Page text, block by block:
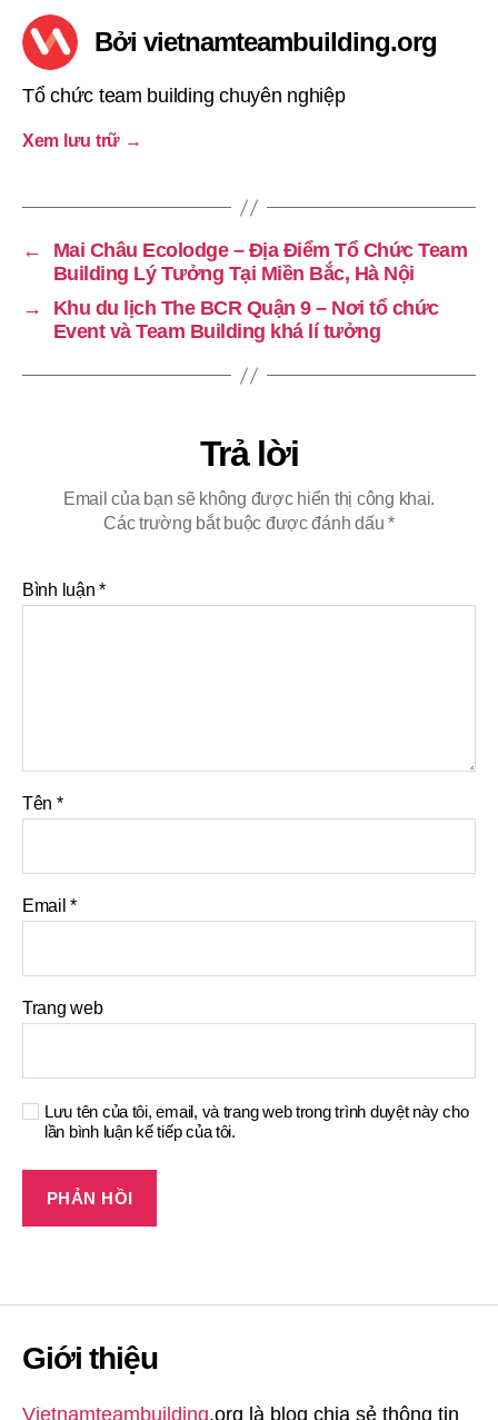
Bởi vietnamteambuilding.org
Tổ chức team building chuyên nghiệp
Xem lưu trữ →
←
Mai Châu Ecolodge – Địa Điểm Tổ Chức Team
Building Lý Tưởng Tại Miền Bắc, Hà Nội
→
Khu du lịch The BCR Quận 9 – Nơi tổ chức
Event và Team Building khá lí tưởng
Trả lời
Email của bạn sẽ không được hiển thị công khai.
Các trường bắt buộc được đánh dấu*
Bình luận*
Tên *
Email*
Trang web
Lưu tên của tôi, email, và trang web trong trình duyệt này cho
lần bình luận kế tiếp của tôi.
Giới thiệu
Vietnamteambuilding.org là blog chia sẻ thông tin